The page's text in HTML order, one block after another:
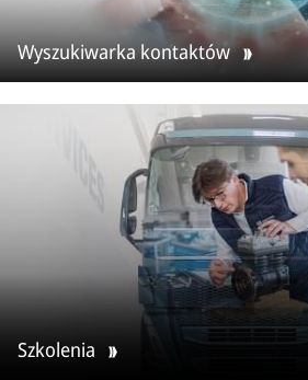
Wyszukiwarka kontaktów
Szkolenia